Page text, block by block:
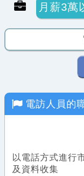
月薪3萬
電訪人員 的
以電話方式進行
及資料收集